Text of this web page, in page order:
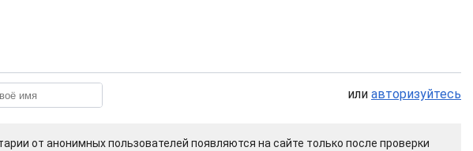
или авторизуйтесь
от анонимных пользователей появляются на сайте только после проверки